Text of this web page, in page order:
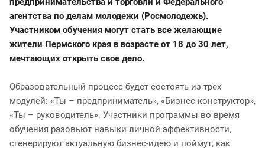
агентства по делам молодежи (Росмолодежь).
Участником обучения могут стать все желающие
жители Пермского края в возрасте от 18 до 30 лет,
мечтающих открыть свое дело.
Образовательный процесс будет состоять из трех
модулей: «Ты – предприниматель», «Бизнес-конструктор»,
«Ты – руководитель». Участники программы во время
обучения разовьют навыки личной эффективности,
сгенерируют актуальную бизнес-идею и поймут, как